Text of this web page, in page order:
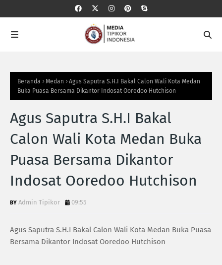
Beranda Medan
Agus Saputra S.H.I Bakal Calon Wali Kota Medan
Buka Puasa Bersama Dikantor Indosat Ooredoo Hutchison
Agus Saputra S.H.I Bakal
Calon Wali Kota Medan Buka
Puasa Bersama Dikantor
Indosat Ooredoo Hutchison
Admin Tipikor 09:55
Agus Saputra S.H.I Bakal Calon Wali Kota Medan Buka Puasa
Bersama Dikantor Indosat Ooredoo Hutchison